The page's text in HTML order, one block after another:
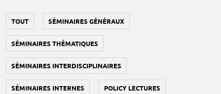
TOUT SÉMINAIRES GÉNÉRAUX
SÉMINAIRES THÉMATIQUES
SÉMINAIRES INTERDISCIPLINAIRES
SÉMINAIRES INTERNES POLICY LECTURES